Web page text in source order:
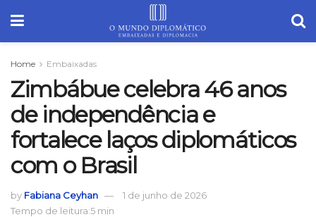
Home Embaixadas
Zimbábue celebra 46 anos
de independência e
fortalece laços diplomáticos
com o Brasil
by Fabiana Ceyhan
1 de junho de 2026
Tempo de leitura:5 min